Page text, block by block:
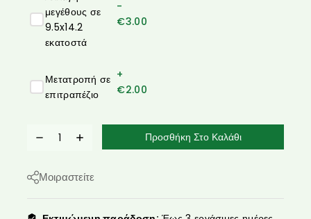
μεγέθους σε
9.5x14.2
εκατοστά
-
€3.00
Μετατροπή σε
επιτραπέζιο
+
€2.00
Προσθήκη Στο Καλάθι
Μοιραστείτε